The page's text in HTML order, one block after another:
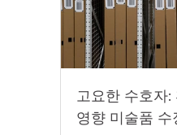
고요한 수호자
영향 미술품 수